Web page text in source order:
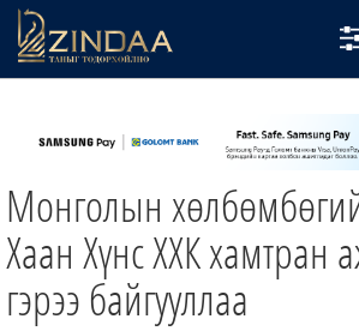
ТВ8
ӨГЛӨӨНИЙ СОНИН
АУДИО ЗОХИОЛ
ЗИНДАА СЭТГҮҮЛ
Монголын
Хаан Хүнс ХХК хамтран
гэрээ байгууллаа